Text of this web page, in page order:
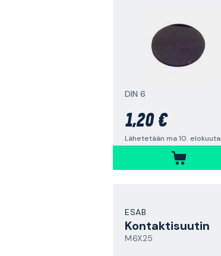
DIN 6
1,20 €
Lähetetään ma 10. elokuuta
ESAB
Kontaktisuutin
M6X25